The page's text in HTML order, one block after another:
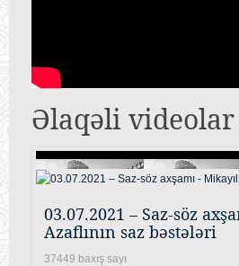
Əlaqəli videolar
03.07.2021 – Saz-söz
Azaflının saz bəstələri
37449 baxış sayı